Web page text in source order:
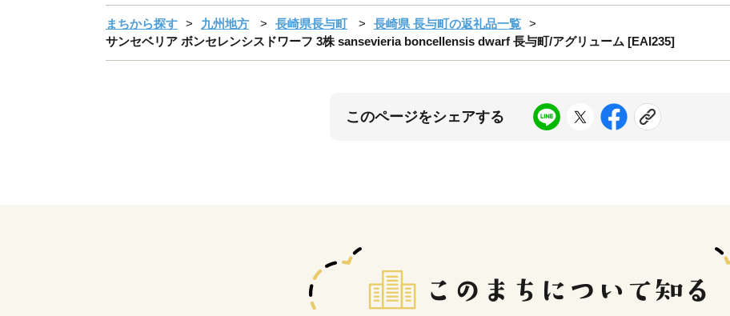
まちから探す 九州地方 長崎県長与町
長崎県 長与町の返礼品一覧
サンセベリア ボンセレンシスドワーフ 3株 sansevieria boncellensis dwarf 長与町/アグリューム [EAI235]
このページをシェアする